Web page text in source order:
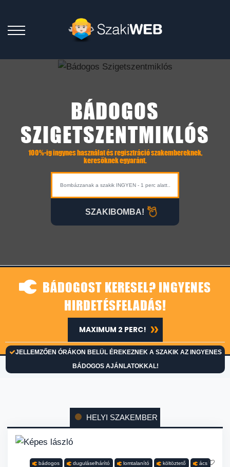
BÁDOGOS
SZIGETSZENTMIKLÓS
100%-ig ingynes használat és regisztráció szakembereknek,
keresőknek egyaránt.
SZAKIBOMBA!
BÁDOGOST KERESEL? INGYENES
HIRDETÉSFELADÁS!
JELLEMZŐEN ÓRÁKON BELÜL ÉREKEZNEK A SZAKIK AZ INGYENES
BÁDOGOS AJÁNLATOKKAL!
MAXIMUM 2 PERC!
HELYI SZAKEMBER
bádogos duguláselhárító lomtalanító költöztető ács